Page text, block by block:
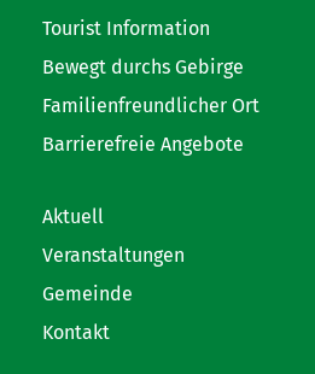
Tourist Information
Bewegt durchs Gebirge
Familienfreundlicher Ort
Barrierefreie Angebote
Aktuell
Veranstaltungen
Gemeinde
Kontakt